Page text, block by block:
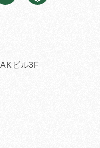
ビル3F